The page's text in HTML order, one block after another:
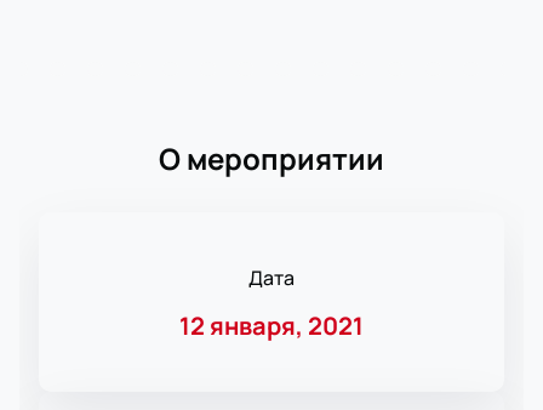
О мероприятии
Дата
12 января, 2021